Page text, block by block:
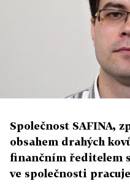
Společnost SAFINA,
obsahem drahých
finančním ředitelem
ve společnosti